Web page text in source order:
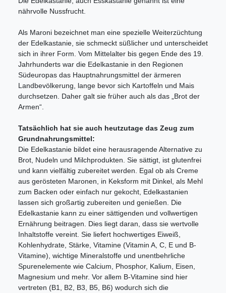
nährvolle Nussfrucht.
Als Maroni bezeichnet man eine spezielle Weiterzüchtung
der Edelkastanie, sie schmeckt süßlicher und unterscheidet
sich in ihrer Form. Vom Mittelalter bis gegen Ende des 19.
Jahrhunderts war die Edelkastanie in den Regionen
Südeuropas das Hauptnahrungsmittel der ärmeren
Landbevölkerung, lange bevor sich Kartoffeln und Mais
durchsetzen. Daher galt sie früher auch als das „Brot der
Armen“.
Tatsächlich hat sie auch heutzutage das Zeug zum
Grundnahrungsmittel:
Die Edelkastanie bildet eine herausragende Alternative zu
Brot, Nudeln und Milchprodukten. Sie sättigt, ist glutenfrei
und kann vielfältig zubereitet werden. Egal ob als Creme
aus gerösteten Maronen, in Keksform mit Dinkel, als Mehl
zum Backen oder einfach nur gekocht, Edelkastanien
lassen sich großartig zubereiten und genießen. Die
Edelkastanie kann zu einer sättigenden und vollwertigen
Ernährung beitragen. Dies liegt daran, dass sie wertvolle
Inhaltstoffe vereint. Sie liefert hochwertiges Eiweiß,
Kohlenhydrate, Stärke, Vitamine (Vitamin A, C, E und B-
Vitamine), wichtige Mineralstoffe und unentbehrliche
Spurenelemente wie Calcium, Phosphor, Kalium, Eisen,
Magnesium und mehr. Vor allem B-Vitamine sind hier
vertreten (B1, B2, B3, B5, B6) wodurch sich die